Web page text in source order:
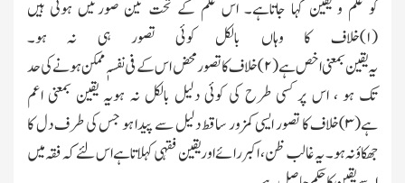
کو علم و یقین کہا جاتاہے۔ اس علم کے تحت تین صورتیں ہوتی ہیں
(۱)خلاف کا وہاں بالکل کوئی تصور ہی نہ
ہو۔
یہیقینبمعنیاخصہے(۲)خلافکاتصور محض اس کے فی نفسہٖ ممکن ہونے کی حد
تك ہو ، اس پر کسی طرح کی کوئی دلیل بالکل نہ ہویہ یقین بمعنی اعم
ہے(۳)خلافکاتصورایسیکمزورساقطدلیلسےپیداہوجسکیطرف دل کا
جھکاؤ نہ ہو۔یہ غالب ظن ، اکبر رائے اور یقین فقہی کہلاتا ہے اس لئے کہ فقہ میں